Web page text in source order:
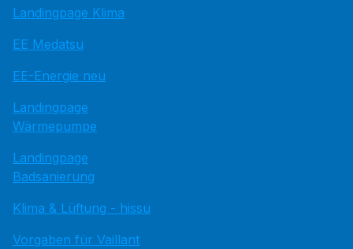
Landingpage Klima
EE Medatsu
EE-Energie neu
Landingpage
Wärmepumpe
Landingpage
Badsanierung
Klima & Lüftung - hissu
Vorgaben für Vaillant